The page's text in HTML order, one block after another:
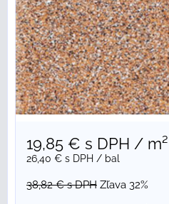
19,85 € s DPH / m²
26,40 € s DPH / bal
38,82 €s DPH Zľava 32%